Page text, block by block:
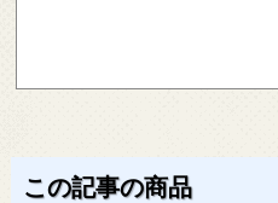
この記事の商品